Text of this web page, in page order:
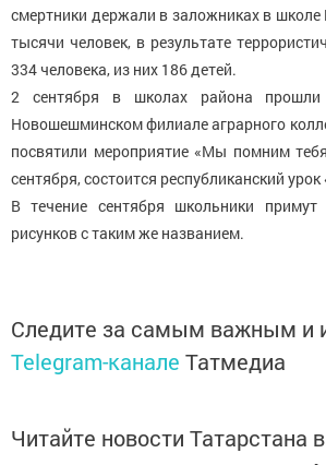
смертники держали в заложниках в
тысячи человек, в результате
334 человека, из них 186 детей.
2 сентября в школах района
Новошешминском филиале аграрного
посвятили мероприятие «Мы помним
сентября, состоится республиканский
В течение сентября школьники примут
рисунков с таким же названием.
Следите за самым важным и
Telegram-канале Татмедиа
Читайте новости Татарстана в